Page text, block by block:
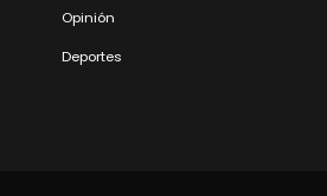
Opinión
Deportes